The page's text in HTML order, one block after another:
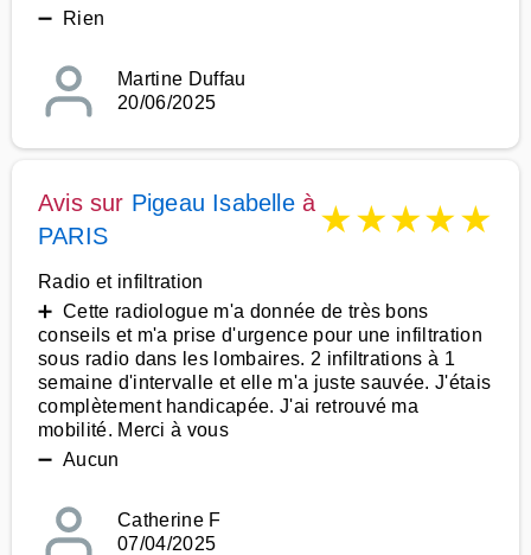
➖ Rien
Martine Duffau
20/06/2025
Avis sur Pigeau Isabelleà
PARIS
★★★★★
Radio et infiltration
➕ Cette radiologue m'a donnée de très bons
conseils et m'a prise d'urgence pour une infiltration
sous radio dans les lombaires. 2 infiltrations à 1
semaine d'intervalle et elle m'a juste sauvée. J'étais
complètement handicapée. J'ai retrouvé ma
mobilité. Merci à vous
➖ Aucun
Catherine F
07/04/2025